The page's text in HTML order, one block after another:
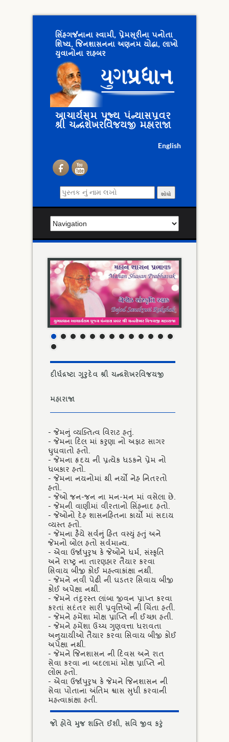
સિંહગર્જનાના સ્વામી, પ્રેમસૂરીના પનોતા
શિષ્ય, જિનશાસનના અણનમ યોદ્ધા, લાખો
યુવાનોના રાહબર
આચાર્યસમ પૂજ્ય પંન્યાસપ્રવર
શ્રી ચન્દ્રશેખરવિજયજી મહારાજા
English
દીર્ધદ્રષ્ટા ગુરુદેવ શ્રી ચન્દ્રશેખરવિજયજી
મહારાજા
- જેમનું વ્યક્તિત્વ વિરાટ હતું.
- જેમના દિલ માં કરુણા નો અફાટ સાગર
ઘુઘવાતો હતો.
- જેમના હૃદય ની પ્રત્યેક ધડકને પ્રેમ નો
ધબકાર હતો.
- જેમના નયનોમાં થી નર્યો નેહ નિતરતો
હતો.
- જેઓ જન-જન ના મન-મન માં વસેલા છે.
- જેમની વાણીમાં વીરતાનો સિંહનાદ હતો.
- જેઓનો દેહ શાસનહિતના કાર્યો માં સદાય
વ્યસ્ત હતો.
- જેમના હૈયે સર્વનું હિત વસ્યું હતું અને
જેમનો બોલ હતો સર્વમાન્ય.
- એવા ઉર્જાપુરુષ કે જેઓને ધર્મ, સંસ્કૃતિ
અને રાષ્ટ્ર ના તારણહાર તૈયાર કરવા
સિવાય બીજી કોઈ મહત્વાકાંક્ષા નથી.
- જેમને નવી પેઢી ની ઘડતર સિવાય બીજી
કોઈ અપેક્ષા નથી.
- જેમને તંદુરસ્ત લાંબા જીવન પ્રાપ્ત કરવા
કરતાં સદંતર સારી પ્રવૃત્તિઓ ની ચિંતા હતી.
- જેમને હમેંશા મોક્ષ પ્રાપ્તિ ની ઈચ્છા હતી.
- જેમને હમેંશા ઉચ્ચ ગુણવત્તા ધરાવતા
અનુયાયીઓ તૈયાર કરવા સિવાય બીજી કોઈ
અપેક્ષા નથી.
- જેમને જિનશાસન ની દિવસ અને રાત
સેવા કરવા ના બદલામાં મોક્ષ પ્રાપ્તિ નો
લોભ હતો.
- એવા ઉર્જાપુરુષ કે જેમને જિનશાસન ની
સેવા પોતાના અંતિમ શ્વાસ સુધી કરવાની
મહત્વાકાંક્ષા હતી.
જો હોવે મુજ શક્તિ ઈશી, સવિ જીવ કરું